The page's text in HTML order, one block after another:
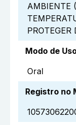
AMBIENTE
PROTEGER
Modo de
Oral
Registro no